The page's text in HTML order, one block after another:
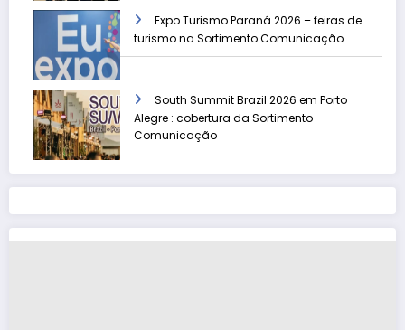
Expo Turismo Paraná 2026 – feiras de
turismo na Sortimento Comunicação
South Summit Brazil 2026 em Porto
Alegre : cobertura da Sortimento
Comunicação